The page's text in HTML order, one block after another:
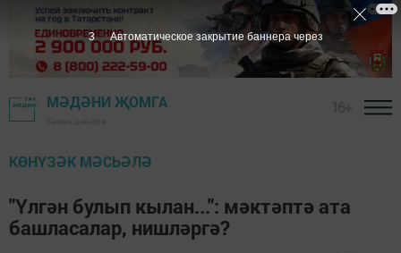
МӘДӘНИ ҖОМГА
КӨНҮЗӘК МӘСЬӘЛӘ
"Үлгән булып кылан...": мәктәптә ата
башласалар, нишләргә?
2 Автоматическое закрытие баннера через